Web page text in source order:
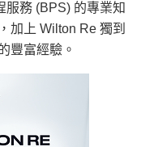
服務 (BPS) 的專業知
加上 Wilton Re 獨到
豐富經驗。